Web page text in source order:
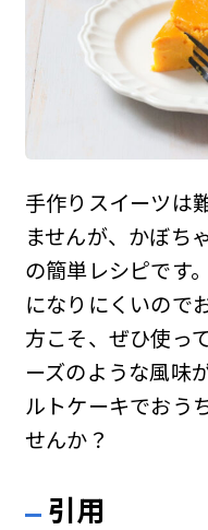
手作りスイーツは
ませんが、かぼち
の簡単レシピです
になりにくいので
方こそ、ぜひ使っ
ーズのような風味
ルトケーキでおう
せんか？
引用